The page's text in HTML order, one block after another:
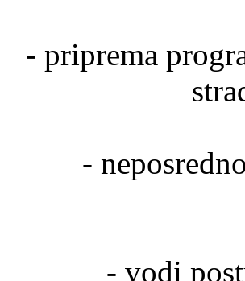
- priprema
-
- vodi